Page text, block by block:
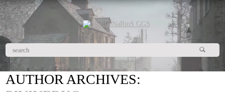
AUTHOR ARCHIVES: